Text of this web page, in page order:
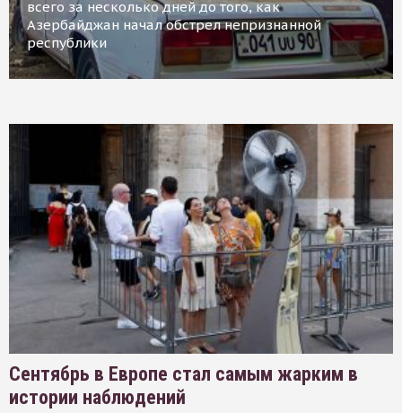
всего за несколько дней до того, как
Азербайджан начал обстрел непризнанной
республики
Сентябрь в Европе стал самым жарким в
истории наблюдений